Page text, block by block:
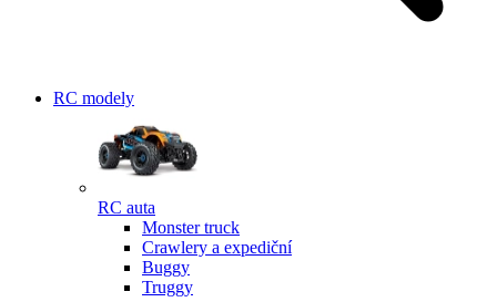
RC modely
RC auta
Monster truck
Crawlery a expediční
Buggy
Truggy